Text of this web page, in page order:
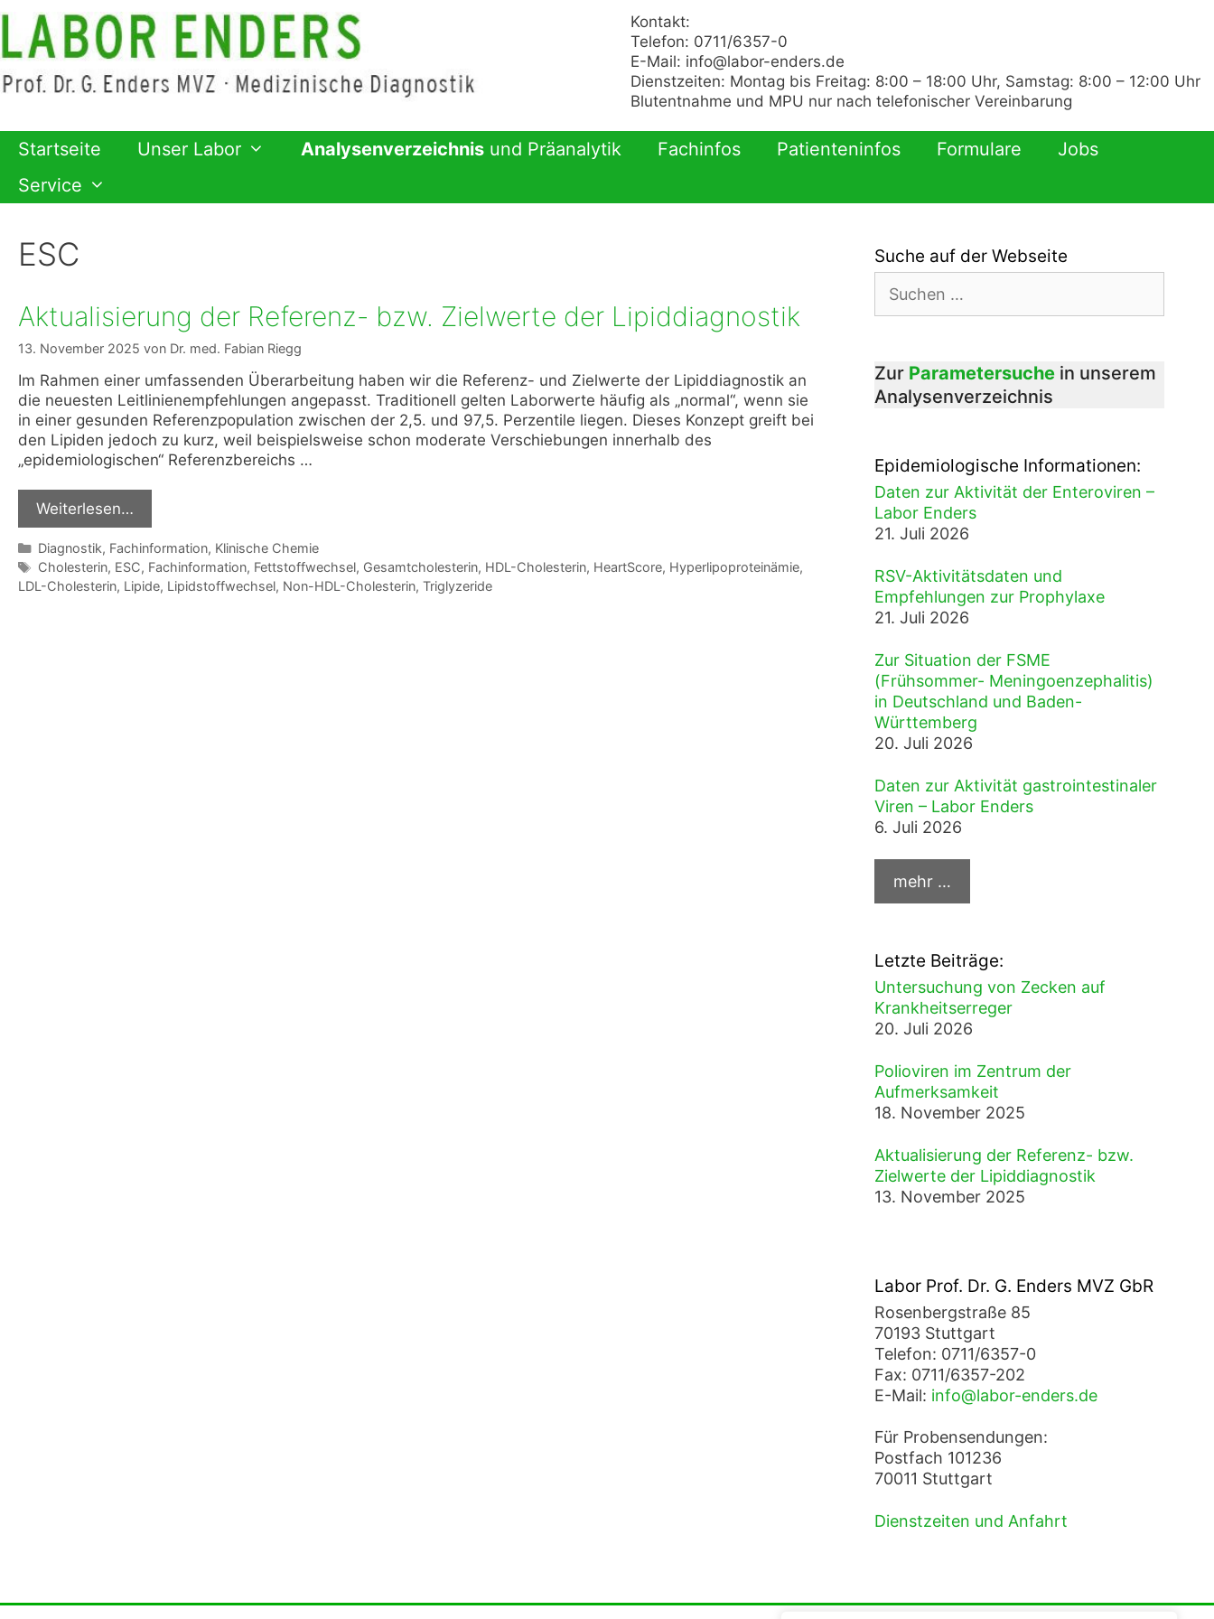
Zum
Inhalt
springen
Kontakt:
Telefon: 0711/6357-0
E-Mail: info@labor-enders.de
Dienstzeiten: Montag bis Freitag: 8:00 – 18:00 Uhr, Samstag: 8:00 – 12:00 Uhr
Blutentnahme und MPU nur nach telefonischer Vereinbarung
Startseite Unser Labor Analysenverzeichnis und Präanalytik Fachinfos Patienteninfos Formulare
Jobs
Service
ESC
Aktualisierung der Referenz- bzw. Zielwerte der Lipiddiagnostik
13. November 2025 von Dr. med. Fabian Riegg
Im Rahmen einer umfassenden Überarbeitung haben wir die Referenz- und Zielwerte der Lipiddiagnostik an
die neuesten Leitlinienempfehlungen angepasst. Traditionell gelten Laborwerte häufig als „normal“, wenn sie
in einer gesunden Referenzpopulation zwischen der 2,5. und 97,5. Perzentile liegen. Dieses Konzept greift bei
den Lipiden jedoch zu kurz, weil beispielsweise schon moderate Verschiebungen innerhalb des
„epidemiologischen“ Referenzbereichs …
Weiterlesen…
Kategorien
Diagnostik, Fachinformation, Klinische Chemie
Schlagwörter
Cholesterin, ESC, Fachinformation, Fettstoffwechsel, Gesamtcholesterin, HDL-Cholesterin, HeartScore, Hyperlipoproteinämie,
LDL-Cholesterin, Lipide, Lipidstoffwechsel, Non-HDL-Cholesterin, Triglyzeride
Suche auf der Webseite
nach:
Zur Parametersuchein unserem
Analysenverzeichnis
Epidemiologische Informationen:
Daten zur Aktivität der Enteroviren –
Labor Enders
21. Juli 2026
RSV-Aktivitätsdaten und
Empfehlungen zur Prophylaxe
21. Juli 2026
Zur Situation der FSME
(Frühsommer- Meningoenzephalitis)
in Deutschland und Baden-
Württemberg
20. Juli 2026
Daten zur Aktivität gastrointestinaler
Viren – Labor Enders
6. Juli 2026
Letzte Beiträge:
Untersuchung von Zecken auf
Krankheitserreger
20. Juli 2026
Polioviren im Zentrum der
Aufmerksamkeit
18. November 2025
Aktualisierung der Referenz- bzw.
Zielwerte der Lipiddiagnostik
13. November 2025
Labor Prof. Dr. G. Enders MVZ GbR
Rosenbergstraße 85
70193 Stuttgart
Telefon: 0711/6357-0
Fax: 0711/6357-202
E-Mail: info@labor-enders.de
Für Probensendungen:
Postfach 101236
70011 Stuttgart
Dienstzeiten und Anfahrt